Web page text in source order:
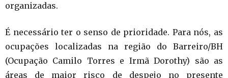
organizadas.
É necessário ter o senso de prioridade. Para nós, as
ocupações localizadas na região do Barreiro/BH
(Ocupação Camilo Torres e Irmã Dorothy) são as
áreas de maior risco de despejo no presente